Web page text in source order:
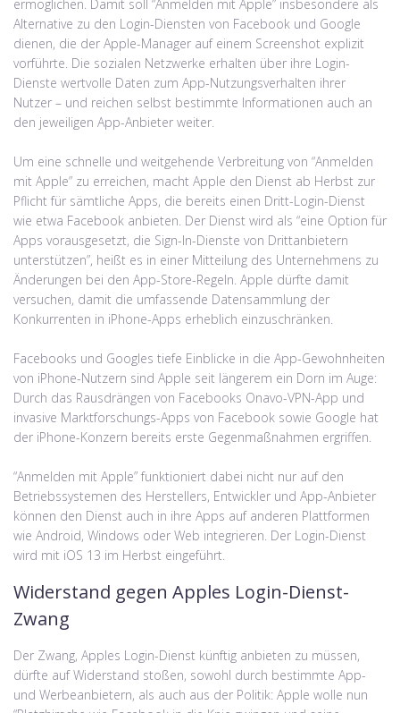
ermöglichen. Damit soll “Anmelden mit Apple” insbesondere als
Alternative zu den Login-Diensten von Facebook und Google
dienen, die der Apple-Manager auf einem Screenshot explizit
vorführte. Die sozialen Netzwerke erhalten über ihre Login-
Dienste wertvolle Daten zum App-Nutzungsverhalten ihrer
Nutzer – und reichen selbst bestimmte Informationen auch an
den jeweiligen App-Anbieter weiter.
Um eine schnelle und weitgehende Verbreitung von “Anmelden
mit Apple” zu erreichen, macht Apple den Dienst ab Herbst zur
Pflicht für sämtliche Apps, die bereits einen Dritt-Login-Dienst
wie etwa Facebook anbieten. Der Dienst wird als “eine Option für
Apps vorausgesetzt, die Sign-In-Dienste von Drittanbietern
unterstützen”, heißt es in einer Mitteilung des Unternehmens zu
Änderungen bei den App-Store-Regeln. Apple dürfte damit
versuchen, damit die umfassende Datensammlung der
Konkurrenten in iPhone-Apps erheblich einzuschränken.
Facebooks und Googles tiefe Einblicke in die App-Gewohnheiten
von iPhone-Nutzern sind Apple seit längerem ein Dorn im Auge:
Durch das Rausdrängen von Facebooks Onavo-VPN-App und
invasive Marktforschungs-Apps von Facebook sowie Google hat
der iPhone-Konzern bereits erste Gegenmaßnahmen ergriffen.
“Anmelden mit Apple” funktioniert dabei nicht nur auf den
Betriebssystemen des Herstellers, Entwickler und App-Anbieter
können den Dienst auch in ihre Apps auf anderen Plattformen
wie Android, Windows oder Web integrieren. Der Login-Dienst
wird mit iOS 13 im Herbst eingeführt.
Widerstand gegen Apples Login-Dienst-
Zwang
Der Zwang, Apples Login-Dienst künftig anbieten zu müssen,
dürfte auf Widerstand stoßen, sowohl durch bestimmte App-
und Werbeanbietern, als auch aus der Politik: Apple wolle nun